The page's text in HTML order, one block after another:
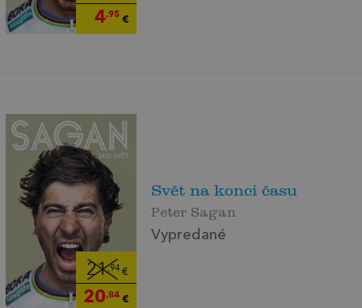
4,95€
21,94€
20,84€
Svět na konci času
Peter Sagan
Vypredané